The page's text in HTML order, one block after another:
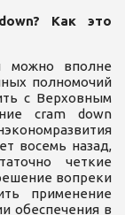
Как это
можно вполне
полномочий
с Верховным
cram down
восемь назад,
четкие
вопреки
применение
обеспечения в